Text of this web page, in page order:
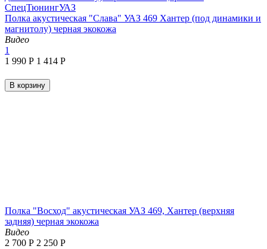
Полка акустическая "Слава" УАЗ 469 Хантер (под динамики и
магнитолу) черная экокожа
Видео
1
1 990 Р 1 414 Р
В корзину
Полка "Восход" акустическая УАЗ 469, Хантер (верхняя
задняя) черная экокожа
Видео
2 700 Р 2 250 Р